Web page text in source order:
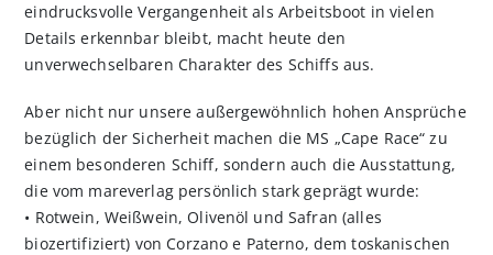
eindrucksvolle Vergangenheit als Arbeitsboot in vielen
Details erkennbar bleibt, macht heute den
unverwechselbaren Charakter des Schiffs aus.
Aber nicht nur unsere außergewöhnlich hohen Ansprüche
bezüglich der Sicherheit machen die MS „Cape Race“ zu
einem besonderen Schiff, sondern auch die Ausstattung,
die vom mareverlag persönlich stark geprägt wurde:
• Rotwein, Weißwein, Olivenöl und Safran (alles
biozertifiziert) von Corzano e Paterno, dem toskanischen